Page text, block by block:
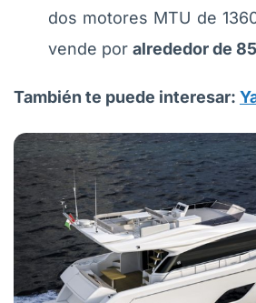
dos motores MTU de
vende por alrededor de
También te puede interesar: